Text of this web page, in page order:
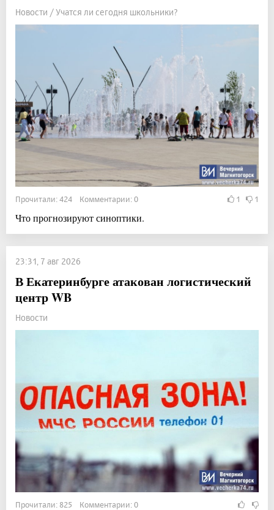
Новости / Учатся ли сегодня школьники?
Прочитали: 424 Комментарии: 0 1 1
Что прогнозируют синоптики.
23:31, 7 авг 2026
В Екатеринбурге атакован логистический
центр WB
Новости
Прочитали: 825 Комментарии: 0